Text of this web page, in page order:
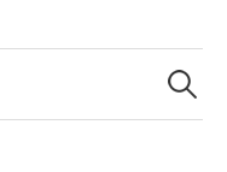
Suche
nach: